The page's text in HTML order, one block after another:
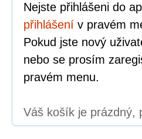
Nejste přihlášeni do
přihlášení v pravém
Pokud jste nový
nebo se prosím
pravém menu.
Váš košík je prázdný,